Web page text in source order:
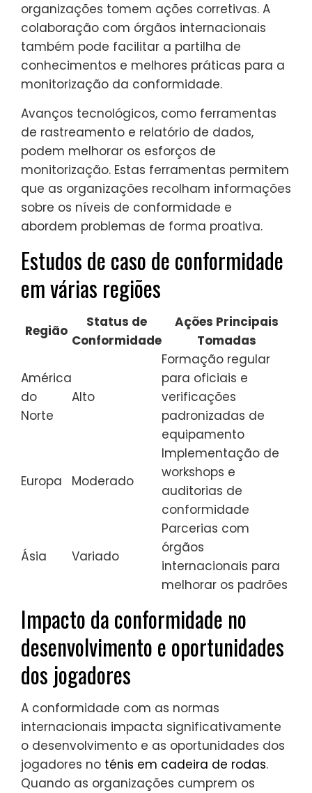
organizações tomem ações corretivas. A
colaboração com órgãos internacionais
também pode facilitar a partilha de
conhecimentos e melhores práticas para a
monitorização da conformidade.
Avanços tecnológicos, como ferramentas
de rastreamento e relatório de dados,
podem melhorar os esforços de
monitorização. Estas ferramentas permitem
que as organizações recolham informações
sobre os níveis de conformidade e
abordem problemas de forma proativa.
Estudos de caso de conformidade
em várias regiões
Região
Status de
Conformidade
Ações Principais
Tomadas
América
do
Norte
Alto
Formação regular
para oficiais e
verificações
padronizadas de
equipamento
Europa Moderado
Implementação de
workshops e
auditorias de
conformidade
Ásia Variado
Parcerias com
órgãos
internacionais para
melhorar os padrões
Impacto da conformidade no
desenvolvimento e oportunidades
dos jogadores
A conformidade com as normas
internacionais impacta significativamente
o desenvolvimento e as oportunidades dos
jogadores no ténis em cadeira de rodas.
Quando as organizações cumprem os